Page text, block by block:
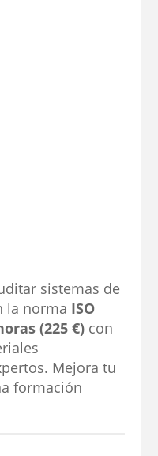
sistemas de
la norma ISO
(225 €) con
Mejora tu
formación